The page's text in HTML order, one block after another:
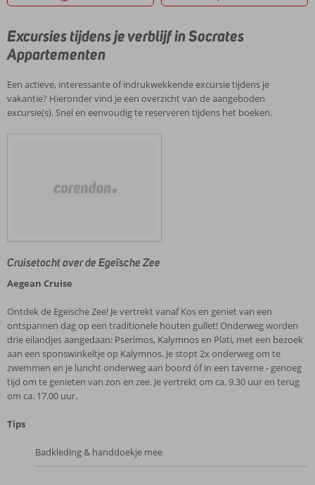
Excursies tijdens je verblijf in Socrates
Appartementen
Een actieve, interessante of indrukwekkende excursie tijdens je
vakantie? Hieronder vind je een overzicht van de aangeboden
excursie(s). Snel en eenvoudig te reserveren tijdens het boeken.
Cruisetocht over de Egeïsche Zee
Aegean Cruise
Ontdek de Egeïsche Zee! Je vertrekt vanaf Kos en geniet van een
ontspannen dag op een traditionele houten gullet! Onderweg worden
drie eilandjes aangedaan: Pserimos, Kalymnos en Plati, met een bezoek
aan een sponswinkeltje op Kalymnos. Je stopt 2x onderweg om te
zwemmen en je luncht onderweg aan boord óf in een taverne - genoeg
tijd om te genieten van zon en zee. Je vertrekt om ca. 9.30 uur en terug
om ca. 17.00 uur.
Tips
Badkleding & handdoekje mee